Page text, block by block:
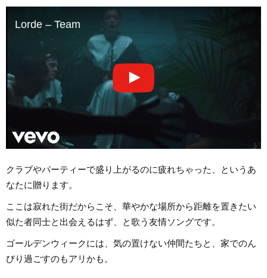
Lorde – Team
クラブやパーティーで盛り上がるのに疲れちゃった、というあ
なたに贈ります。
ここは寂れた街だからこそ、華やかな場所から距離を置きたい
似た者同士と出会えるはず、と歌う友情ソングです。
ゴールデンウィークには、気の置けない仲間たちと、家でのん
びり過ごすのもアリかも。